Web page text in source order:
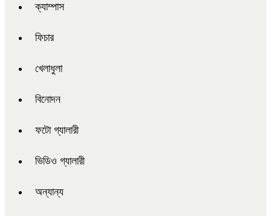
ক্যাম্পাস
ফিচার
খেলাধুলা
বিনোদন
ফটো গ্যালারী
ভিডিও গ্যালারী
অন্যান্য